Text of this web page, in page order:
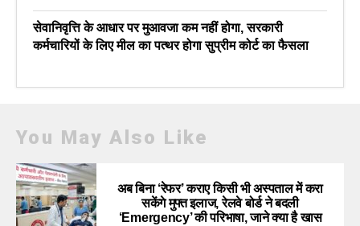
सेवानिवृत्ति के आधार पर मुआवजा कम नहीं होगा, सरकारी
कर्मचारियों के लिए मील का पत्थर होगा सुप्रीम कोर्ट का फैसला
You May Also Like
अब बिना ‘रेफर’ कराए किसी भी अस्पताल में करा
सकेंगे मुफ्त इलाज, रेलवे बोर्ड ने बदली
‘Emergency’ की परिभाषा, जाने क्या है खास